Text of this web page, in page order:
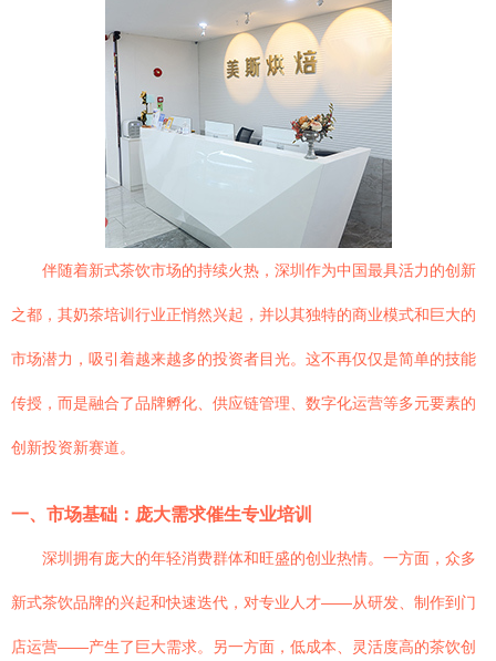
伴随着新式茶饮市场的持续火热，深圳作为中国最具活力的创新
之都，其奶茶培训行业正悄然兴起，并以其独特的商业模式和巨大的
市场潜力，吸引着越来越多的投资者目光。这不再仅仅是简单的技能
传授，而是融合了品牌孵化、供应链管理、数字化运营等多元要素的
创新投资新赛道。
一、市场基础：庞大需求催生专业培训
深圳拥有庞大的年轻消费群体和旺盛的创业热情。一方面，众多
新式茶饮品牌的兴起和快速迭代，对专业人才——从研发、制作到门
店运营——产生了巨大需求。另一方面，低成本、灵活度高的茶饮创